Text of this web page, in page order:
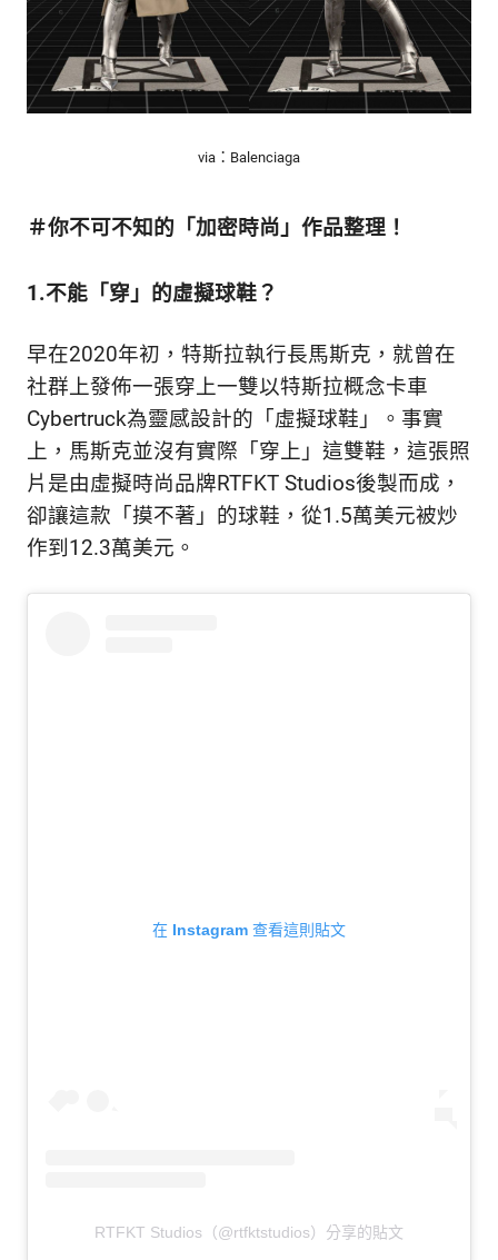
via：Balenciaga
＃你不可不知的「加密時尚」作品整理！
1.不能「穿」的虛擬球鞋？
早在2020年初，特斯拉執行長馬斯克，就曾在
社群上發佈一張穿上一雙以特斯拉概念卡車
Cybertruck為靈感設計的「虛擬球鞋」。事實
上，馬斯克並沒有實際「穿上」這雙鞋，這張照
片是由虛擬時尚品牌RTFKT Studios後製而成，
卻讓這款「摸不著」的球鞋，從1.5萬美元被炒
作到12.3萬美元。
在 Instagram 查看這則貼文
RTFKT Studios（@rtfktstudios）分享的貼文